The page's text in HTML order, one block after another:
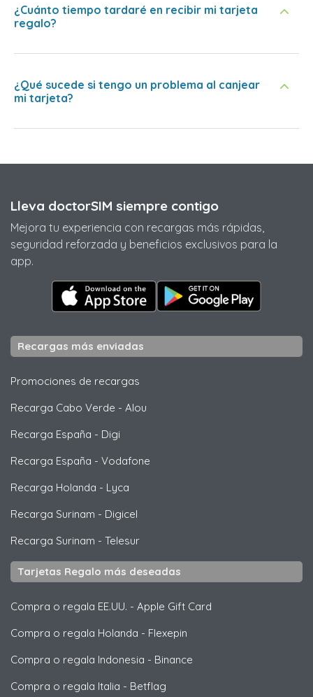
¿Cuánto tiempo tardaré en recibir mi tarjeta
regalo?
¿Qué sucede si tengo un problema al canjear
mi tarjeta?
Lleva doctorSIM siempre contigo
Mejora tu experiencia con recargas más rápidas,
seguridad reforzada y beneficios exclusivos para la
app.
Recargas más enviadas
Promociones de recargas
Recarga Cabo Verde - Alou
Recarga España - Digi
Recarga España - Vodafone
Recarga Holanda - Lyca
Recarga Surinam - Digicel
Recarga Surinam - Telesur
Tarjetas Regalo más deseadas
Compra o regala EE.UU. - Apple Gift Card
Compra o regala Holanda - Flexepin
Compra o regala Indonesia - Binance
Compra o regala Italia - Betflag